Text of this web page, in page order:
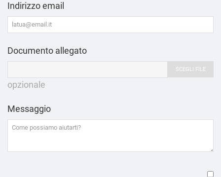
Indirizzo email
Documento allegato
SCEGLI FILE
opzionale
Messaggio